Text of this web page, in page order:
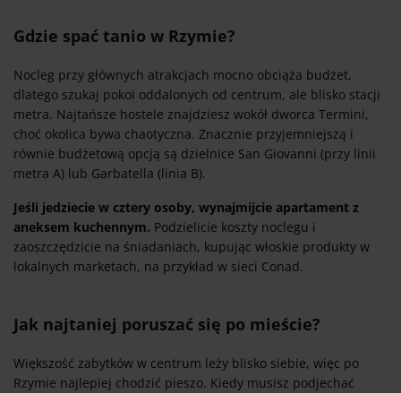
Gdzie spać tanio w Rzymie?
Nocleg przy głównych atrakcjach mocno obciąża budżet,
dlatego szukaj pokoi oddalonych od centrum, ale blisko stacji
metra. Najtańsze hostele znajdziesz wokół dworca Termini,
choć okolica bywa chaotyczna. Znacznie przyjemniejszą i
równie budżetową opcją są dzielnice San Giovanni (przy linii
metra A) lub Garbatella (linia B).
Jeśli jedziecie w cztery osoby, wynajmijcie apartament z
aneksem kuchennym. Podzielicie koszty noclegu i
zaoszczędzicie na śniadaniach, kupując włoskie produkty w
lokalnych marketach, na przykład w sieci Conad.
Jak najtaniej poruszać się po mieście?
Większość zabytków w centrum leży blisko siebie, więc po
Rzymie najlepiej chodzić pieszo. Kiedy musisz podjechać